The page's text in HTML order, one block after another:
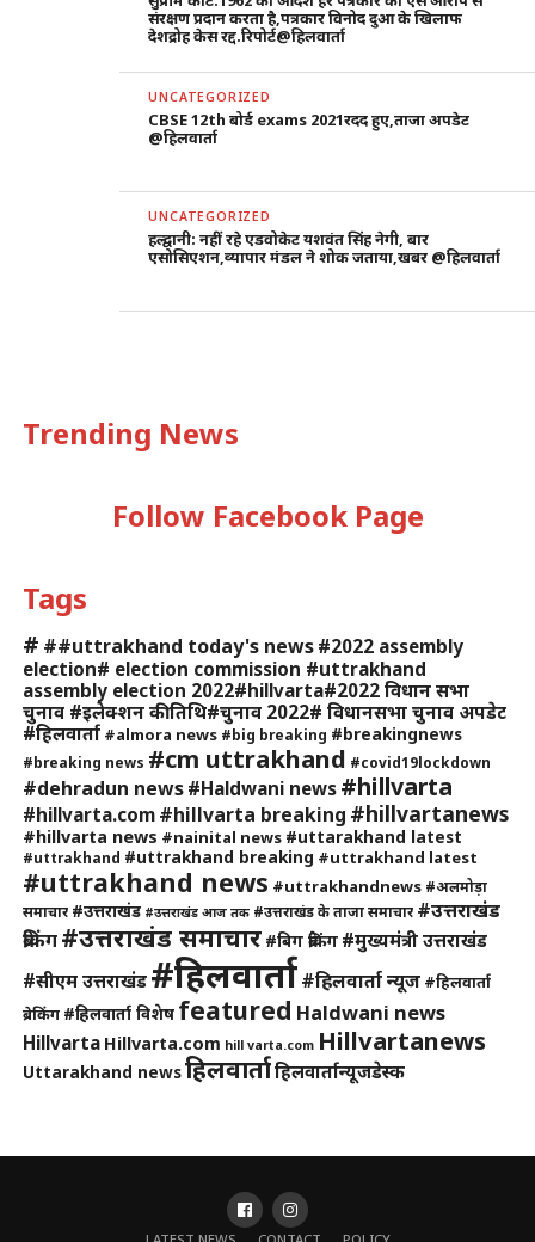
संरक्षण प्रदान करता है,पत्रकार विनोद दुआ के खिलाफ
देशद्रोह केस रद्द.रिपोर्ट@हिलवार्ता
UNCATEGORIZED
CBSE 12th बोर्ड exams 2021रदद हुए,ताजा अपडेट
@हिलवार्ता
UNCATEGORIZED
हल्द्वानी: नहीं रहे एडवोकेट यशवंत सिंह नेगी, बार
एसोसिएशन,व्यापार मंडल ने शोक जताया,खबर @हिलवार्ता
Trending News
Follow Facebook Page
Tags
# ##uttrakhand today's news #2022 assembly
election# election commission #uttrakhand
assembly election 2022#hillvarta#2022 विधान सभा
चुनाव #इलेक्शन की तिथि#चुनाव 2022# विधानसभा चुनाव अपडेट
#हिलवार्ता #almora news #big breaking #breakingnews
#breaking news #cm uttrakhand #covid19lockdown
#dehradun news #Haldwani news #hillvarta
#hillvarta.com #hillvarta breaking #hillvartanews
#hillvarta news #nainital news #uttarakhand latest
#uttrakhand #uttrakhand breaking #uttrakhand latest
#uttrakhand news #uttrakhandnews #अलमोड़ा
समाचार #उत्तराखंड #उत्तराखंड आज तक #उत्तराखंड के ताजा समाचार #उत्तराखंड
ब्रेकिंग#उत्तराखंड समाचार #बिग ब्रेकिंग #मुख्यमंत्री उत्तराखंड
#सीएम उत्तराखंड #हिलवार्ता#हिलवार्ता न्यूज #हिलवार्ता
ब्रेकिंग #हिलवार्ता विशेष featured Haldwani news
Hillvarta Hillvarta.com hill varta.com Hillvartanews
Uttarakhand newsहिलवार्ताहिलवार्तान्यूजडेस्क